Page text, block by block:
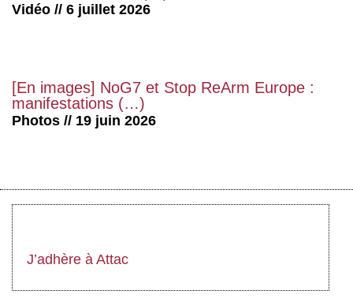
Vidéo // 6 juillet 2026
[En images] NoG7 et Stop ReArm Europe :
manifestations (…)
Photos // 19 juin 2026
J’adhère à Attac